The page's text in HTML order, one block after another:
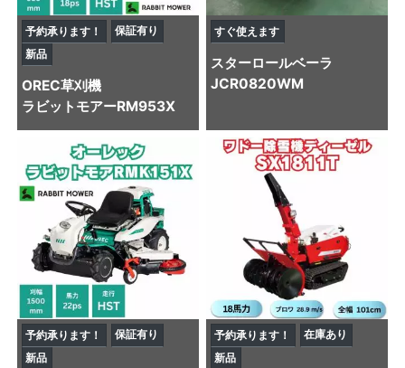
予約承ります！
保証有り
新品
OREC草刈機
ラビットモアーRM953X
すぐ使えます
スターロールベーラ
JCR0820WM
予約承ります！
保証有り
新品
予約承ります！
在庫あり
新品